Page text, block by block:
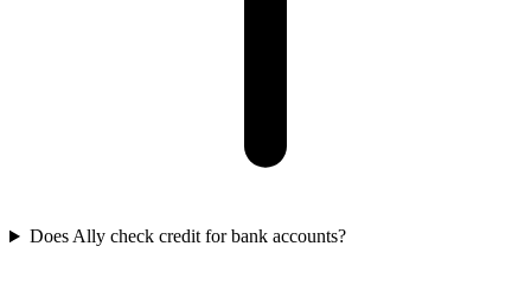
Does Ally check credit for bank accounts?